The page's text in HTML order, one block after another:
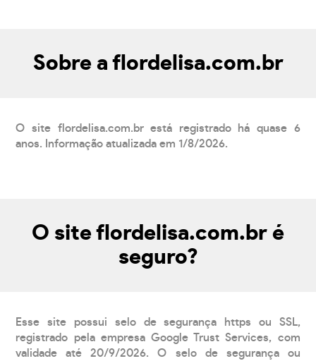
Sobre a flordelisa.com.br
O site flordelisa.com.br está registrado há quase 6
anos. Informação atualizada em 1/8/2026.
O site flordelisa.com.br é
seguro?
Esse site possui selo de segurança https ou SSL,
registrado pela empresa Google Trust Services, com
validade até 20/9/2026. O selo de segurança ou